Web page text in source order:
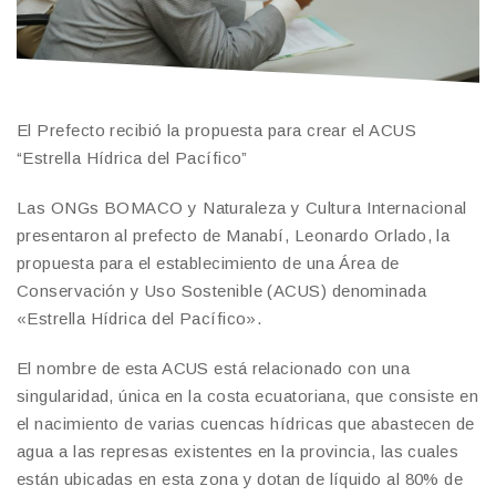
El Prefecto recibió la propuesta para crear el ACUS
“Estrella Hídrica del Pacífico”
Las ONGs BOMACO y Naturaleza y Cultura Internacional
presentaron al prefecto de Manabí, Leonardo Orlado, la
propuesta para el establecimiento de una Área de
Conservación y Uso Sostenible (ACUS) denominada
«Estrella Hídrica del Pacífico».
El nombre de esta ACUS está relacionado con una
singularidad, única en la costa ecuatoriana, que consiste en
el nacimiento de varias cuencas hídricas que abastecen de
agua a las represas existentes en la provincia, las cuales
están ubicadas en esta zona y dotan de líquido al 80% de